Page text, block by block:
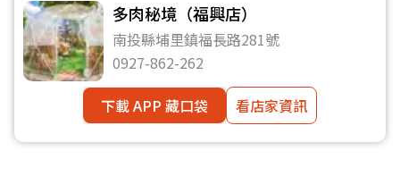
多肉秘境（福興店）
南投縣埔里鎮福長路281號
0927-862-262
下載 APP 藏口袋
看店家資訊